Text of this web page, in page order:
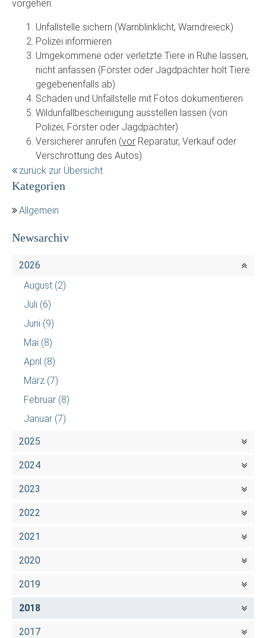
vorgehen:
Unfallstelle sichern (Warnblinklicht, Warndreieck)
Polizei informieren
Umgekommene oder verletzte Tiere in Ruhe lassen,
nicht anfassen (Förster oder Jagdpächter holt Tiere
gegebenenfalls ab)
Schäden und Unfallstelle mit Fotos dokumentieren
Wildunfallbescheinigung ausstellen lassen (von
Polizei, Förster oder Jagdpächter)
Versicherer anrufen (vor Reparatur, Verkauf oder
Verschrottung des Autos)
zurück zur Übersicht
Kategorien
Allgemein
Newsarchiv
2026
August (2)
Juli (6)
Juni (9)
Mai (8)
April (8)
März (7)
Februar (8)
Januar (7)
2025
2024
2023
2022
2021
2020
2019
2018
2017